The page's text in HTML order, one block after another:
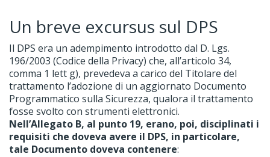
Un breve excursus sul DPS
Il DPS era un adempimento introdotto dal D. Lgs.
196/2003 (Codice della Privacy) che, all’articolo 34,
comma 1 lett g), prevedeva a carico del Titolare del
trattamento l’adozione di un aggiornato Documento
Programmatico sulla Sicurezza, qualora il trattamento
fosse svolto con strumenti elettronici.
Nell’Allegato B, al punto 19, erano, poi, disciplinati i
requisiti che doveva avere il DPS, in particolare,
tale Documento doveva contenere: